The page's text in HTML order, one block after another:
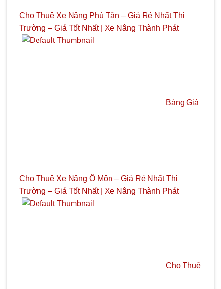
Cho Thuê Xe Nâng Phú Tân – Giá Rẻ Nhất Thị
Trường – Giá Tốt Nhất | Xe Nâng Thành Phát
Bảng Giá
Cho Thuê Xe Nâng Ô Môn – Giá Rẻ Nhất Thị
Trường – Giá Tốt Nhất | Xe Nâng Thành Phát
Cho Thuê